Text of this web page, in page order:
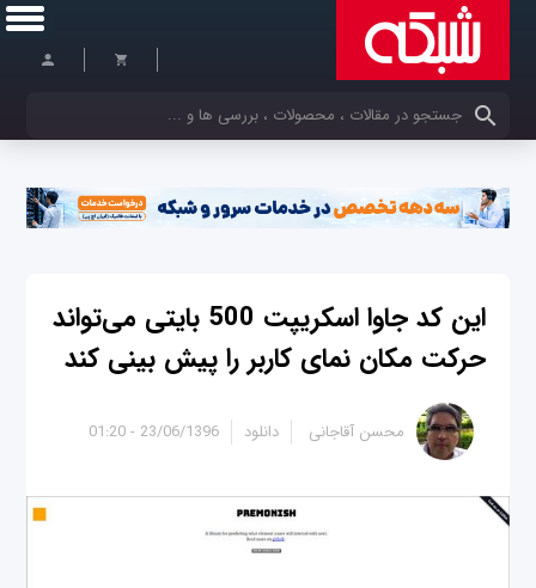
کلمات کلیدی خود را وارد کنید
این کد جاوا اسکریپت 500 بایتی می‌تواند
حرکت مکان نمای کاربر را پیش بینی کند
23/06/1396 - 01:20 محسن آقاجانی دانلود